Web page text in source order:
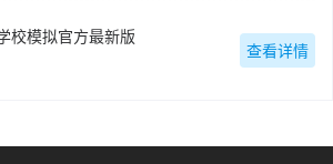
校模拟官方最新版
查看详情